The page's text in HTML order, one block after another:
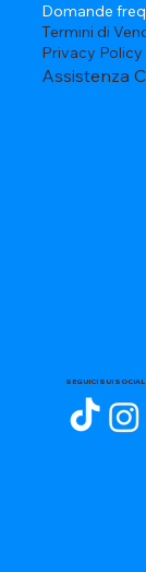
Domande
Termini di
Privacy Policy
Assistenza
SEGUICI SUI SOCIAL